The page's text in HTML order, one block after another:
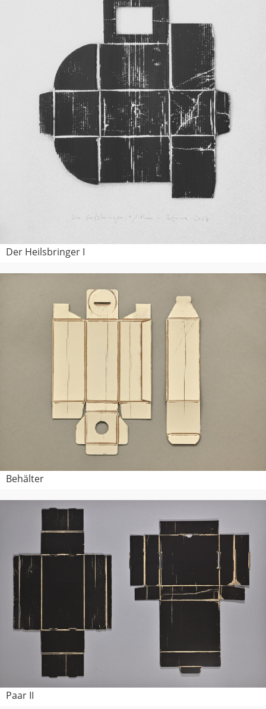
Der Heilsbringer I
Behälter
Paar II